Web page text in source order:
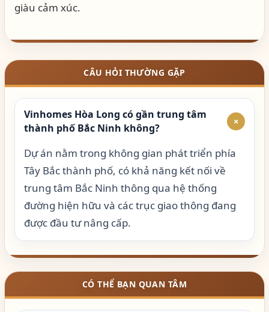
giàu cảm xúc.
CÂU HỎI THƯỜNG GẶP
Vinhomes Hòa Long có gần trung tâm
thành phố Bắc Ninh không?
+
Dự án nằm trong không gian phát triển phía
Tây Bắc thành phố, có khả năng kết nối về
trung tâm Bắc Ninh thông qua hệ thống
đường hiện hữu và các trục giao thông đang
được đầu tư nâng cấp.
CÓ THỂ BẠN QUAN TÂM